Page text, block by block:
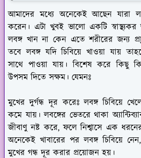
আমাদের মধ্যে অনেকেই আছেন যারা
করেন। এটা খুবই ভালো একটি
লবঙ্গ খান না কেন এতে শরীরের জন্য
তবে লবঙ্গ যদি চিবিয়ে খাওয়া যায়
সাথে পাওয়া যায়। বিশেষ করে কিছু
উপসম দিতে সক্ষম। যেমনঃ
মুখের দুর্গন্ধ দূর করেঃলবঙ্গ চিবিয়ে
কমে যায়। লবঙ্গের ভেতরে থাকা
জীবাণু নষ্ট করে, ফলে নিশ্বাসে এক
অনেকেই খাবারের পর লবঙ্গ চিবিয়ে
মুখের গন্ধ দূর করার প্রয়োজন হয়।